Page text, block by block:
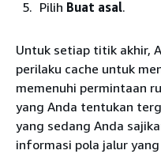
Pilih Buat asal.
Untuk setiap titik akhir,
perilaku cache untuk
memenuhi permintaan
yang Anda tentukan
yang sedang Anda
informasi pola jalur